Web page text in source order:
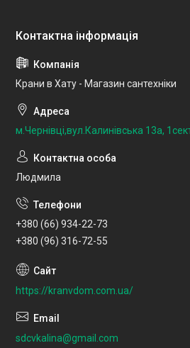
Крани в Хату - Магазин сантехніки
м.Чернівці,вул.Калинівська 13а,
Людмила
+380 (66) 934-22-73
+380 (96) 316-72-55
https://kranvdom.com.ua/
sdcvkalina@gmail.com